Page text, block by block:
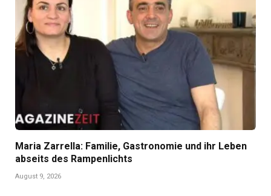
Maria Zarrella: Familie, Gastronomie und ihr Leben
abseits des Rampenlichts
August 9, 2026